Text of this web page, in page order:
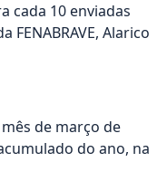
cada 10 enviadas
FENABRAVE, Alarico
de março de
do ano, na